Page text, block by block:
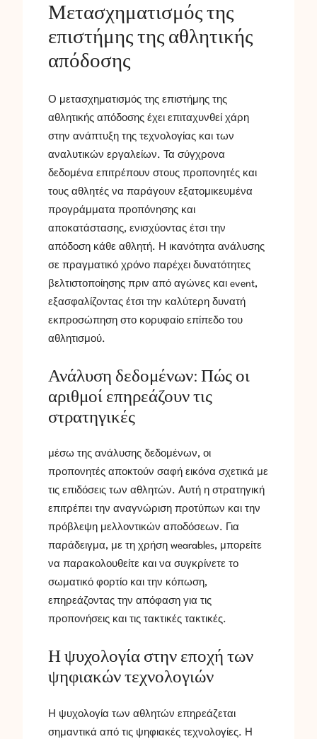
Μετασχηματισμός της
επιστήμης της αθλητικής
απόδοσης
Ο μετασχηματισμός της επιστήμης της
αθλητικής απόδοσης έχει επιταχυνθεί χάρη
στην ανάπτυξη της τεχνολογίας και των
αναλυτικών εργαλείων. Τα σύγχρονα
δεδομένα επιτρέπουν στους προπονητές και
τους αθλητές να παράγουν εξατομικευμένα
προγράμματα προπόνησης και
αποκατάστασης, ενισχύοντας έτσι την
απόδοση κάθε αθλητή. Η ικανότητα ανάλυσης
σε πραγματικό χρόνο παρέχει δυνατότητες
βελτιστοποίησης πριν από αγώνες και event,
εξασφαλίζοντας έτσι την καλύτερη δυνατή
εκπροσώπηση στο κορυφαίο επίπεδο του
αθλητισμού.
Ανάλυση δεδομένων: Πώς οι
αριθμοί επηρεάζουν τις
στρατηγικές
μέσω της ανάλυσης δεδομένων, οι
προπονητές αποκτούν σαφή εικόνα σχετικά με
τις επιδόσεις των αθλητών. Αυτή η στρατηγική
επιτρέπει την αναγνώριση προτύπων και την
πρόβλεψη μελλοντικών αποδόσεων. Για
παράδειγμα, με τη χρήση wearables, μπορείτε
να παρακολουθείτε και να συγκρίνετε το
σωματικό φορτίο και την κόπωση,
επηρεάζοντας την απόφαση για τις
προπονήσεις και τις τακτικές τακτικές.
Η ψυχολογία στην εποχή των
ψηφιακών τεχνολογιών
Η ψυχολογία των αθλητών επηρεάζεται
σημαντικά από τις ψηφιακές τεχνολογίες. Η